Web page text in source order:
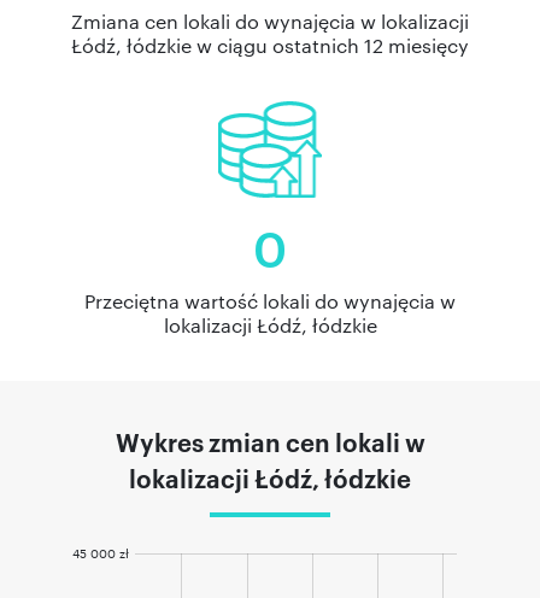
Zmiana cen lokali do wynajęcia w lokalizacji
Łódź, łódzkie w ciągu ostatnich 12 miesięcy
0
Przeciętna wartość lokali do wynajęcia w
lokalizacji Łódź, łódzkie
Wykres zmian cen lokali w
lokalizacji Łódź, łódzkie
45 000 zł